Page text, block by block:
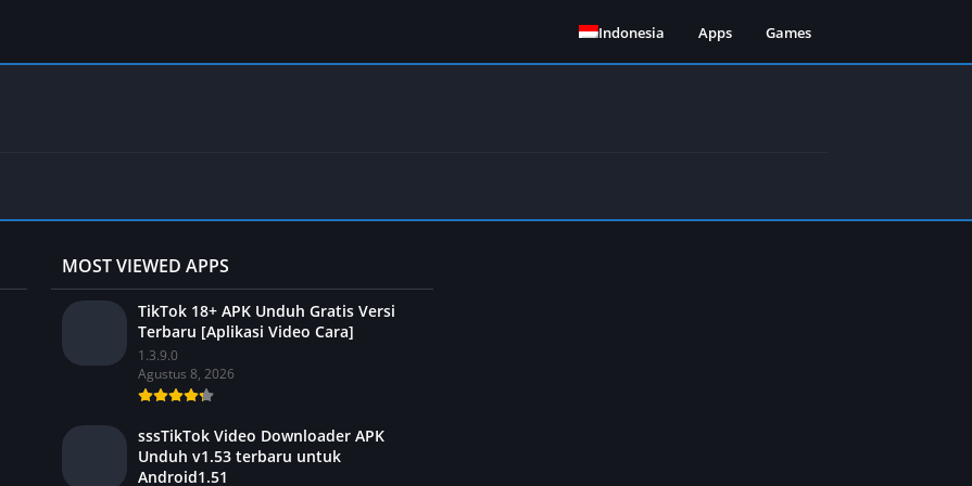
Indonesia Apps Games
MOST VIEWED APPS
TikTok 18+ APK Unduh Gratis Versi
Terbaru [Aplikasi Video Cara]
1.3.9.0
Agustus 8, 2026
sssTikTok Video Downloader APK
Unduh v1.53 terbaru untuk
Android1.51